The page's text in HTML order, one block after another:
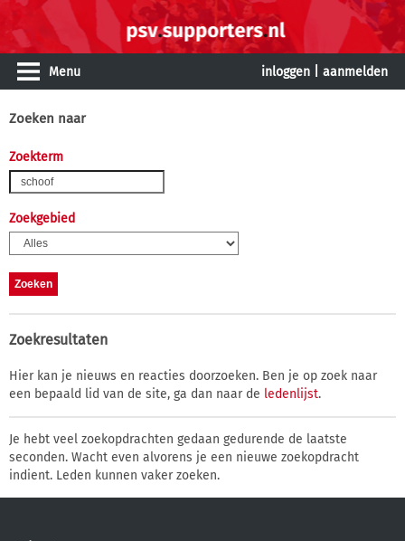
Menu inloggen aanmelden
Zoeken naar
Zoekterm
Zoekgebied
Zoekresultaten
Hier kan je nieuws en reacties doorzoeken. Ben je op zoek naar
een bepaald lid van de site, ga dan naar de ledenlijst.
Je hebt veel zoekopdrachten gedaan gedurende de laatste
seconden. Wacht even alvorens je een nieuwe zoekopdracht
indient. Leden kunnen vaker zoeken.